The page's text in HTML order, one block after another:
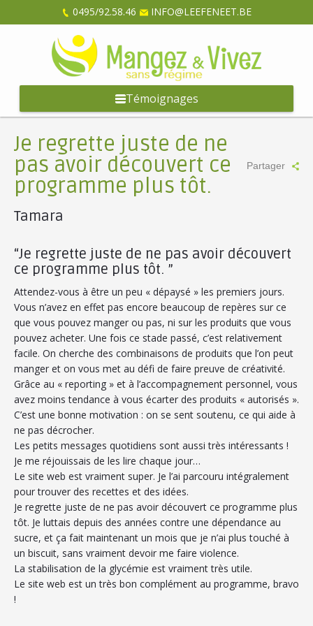
0495/92.58.46 INFO@LEEFENEET.BE
Témoignages
Je regrette juste de ne
pas avoir découvert ce
programme plus tôt.
Partager
Tamara
“Je regrette juste de ne pas avoir découvert
ce programme plus tôt. ”
Attendez-vous à être un peu « dépaysé » les premiers jours.
Vous n’avez en effet pas encore beaucoup de repères sur ce
que vous pouvez manger ou pas, ni sur les produits que vous
pouvez acheter. Une fois ce stade passé, c’est relativement
facile. On cherche des combinaisons de produits que l’on peut
manger et on vous met au défi de faire preuve de créativité.
Grâce au « reporting » et à l’accompagnement personnel, vous
avez moins tendance à vous écarter des produits « autorisés ».
C’est une bonne motivation : on se sent soutenu, ce qui aide à
ne pas décrocher.
Les petits messages quotidiens sont aussi très intéressants !
Je me réjouissais de les lire chaque jour…
Le site web est vraiment super. Je l’ai parcouru intégralement
pour trouver des recettes et des idées.
Je regrette juste de ne pas avoir découvert ce programme plus
tôt. Je luttais depuis des années contre une dépendance au
sucre, et ça fait maintenant un mois que je n’ai plus touché à
un biscuit, sans vraiment devoir me faire violence.
La stabilisation de la glycémie est vraiment très utile.
Le site web est un très bon complément au programme, bravo
!